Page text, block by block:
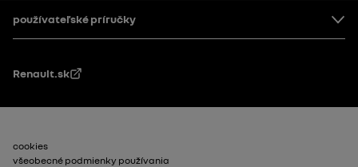
Pätička
používateľské príručky
Renault.sk
Footer_2
cookies
všeobecné podmienky používania